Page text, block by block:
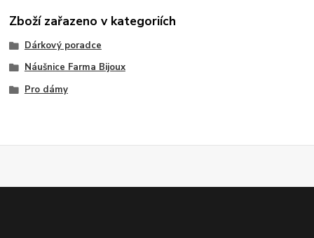
Zboží zařazeno v kategoriích
Dárkový poradce
Náušnice Farma Bijoux
Pro dámy